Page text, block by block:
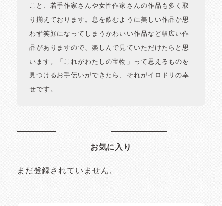
こと、若手作家さんや女性作家さんの作品も多く取
り揃えております。息を飲むように美しい作品か思
わず笑顔になってしまうかわいい作品など幅広い作
品がありますので、楽しんで見ていただけたらと思
います。「これがわたしの宝物」って思えるものを
見つけるお手伝いができたら、それがイロドリの幸
せです。
お気に入り
まだ登録されていません。